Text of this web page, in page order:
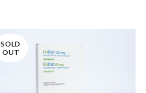
SOLD
OUT